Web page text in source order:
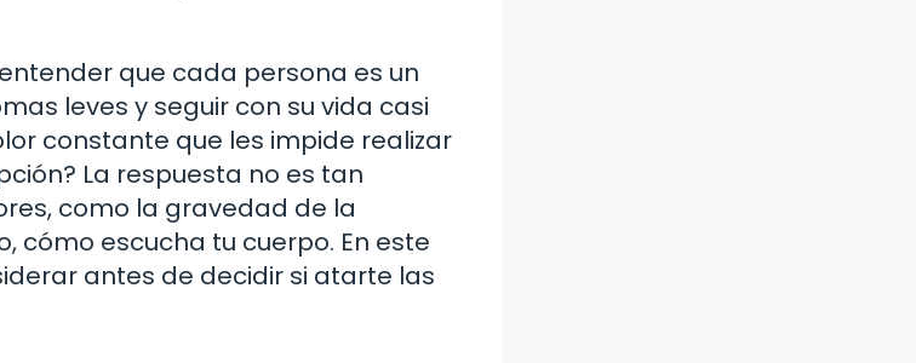
que cada persona es un
leves y seguir con su vida casi
constante que les impide realizar
La respuesta no es tan
como la gravedad de la
cómo escucha tu cuerpo. En este
antes de decidir si atarte las